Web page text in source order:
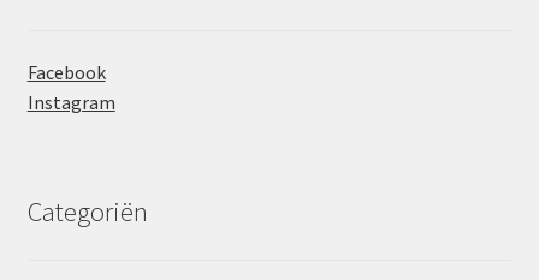
Facebook
Instagram
Categoriën